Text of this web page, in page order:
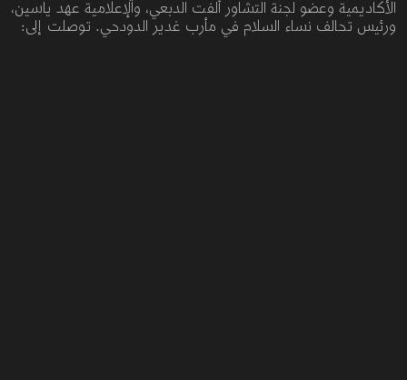
الأكاديمية وعضو لجنة التشاور ألفت الدبعي، والإعلامية عهد ياسين،
ورئيس تحالف نساء السلام في مأرب غدير الدودحي. توصلت إلى: